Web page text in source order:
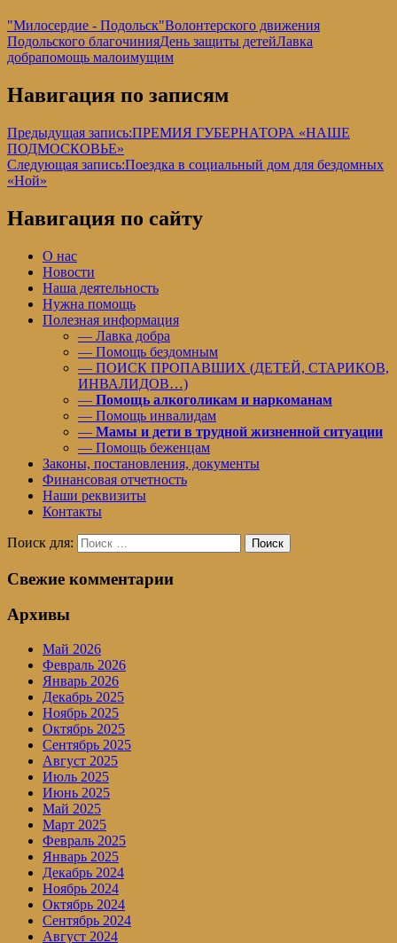
"Милосердие - Подольск"Волонтерского движения
Подольского благочинияДень защиты детейЛавка
добрапомощь малоимущим
Навигация по записям
Предыдущая запись:ПРЕМИЯ ГУБЕРНАТОРА «НАШЕ
ПОДМОСКОВЬE»
Следующая запись:Поездка в социальный дом для бездомных
«Ной»
Навигация по сайту
О нас
Новости
Наша деятельность
Нужна помощь
Полезная информация
— Лавка добра
— Помощь бездомным
— ПОИСК ПРОПАВШИХ (ДЕТЕЙ, СТАРИКОВ,
ИНВАЛИДОВ…)
— Помощь алкоголикам и наркоманам
— Помощь инвалидам
— Мамы и дети в трудной жизненной ситуации
— Помощь беженцам
Законы, постановления, документы
Финансовая отчетность
Наши реквизиты
Контакты
Поиск для: Поиск
Свежие комментарии
Архивы
Май 2026
Февраль 2026
Январь 2026
Декабрь 2025
Ноябрь 2025
Октябрь 2025
Сентябрь 2025
Август 2025
Июль 2025
Июнь 2025
Май 2025
Март 2025
Февраль 2025
Январь 2025
Декабрь 2024
Ноябрь 2024
Октябрь 2024
Сентябрь 2024
Август 2024